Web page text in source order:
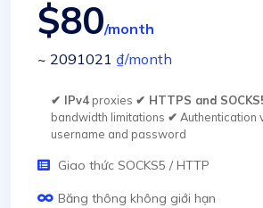
$80/month
~ 2091021 ₫/month
✔ IPv4proxies ✔ HTTPS and
bandwidth limitations ✔ Authentication
username and password
Giao thức SOCKS5 / HTTP
Băng thông không giới hạn